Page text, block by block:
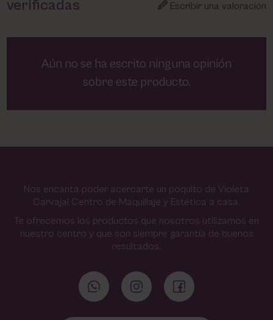
verificadas
Escribir una valoración
Aún no se ha escrito ninguna opinión
sobre este producto.
Nos encanta poder acercarte un poquito de Violeta
Carvajal Centro de Maquillaje y Estética a casa.
Te ofrecemos los productos que nosotros utilizamos en
nuestro centro y que son siempre garantía de buenos
resultados.